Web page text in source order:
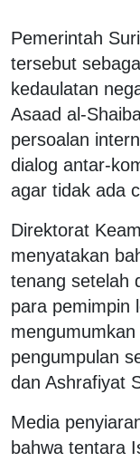
Pemerintah
tersebut
kedaulatan
Asaad al-
persoalan
dialog antar-
agar tidak ada
Direktorat
menyatakan
tenang setelah
para pemimpin
pengumpulan
dan Ashrafiyat
Media
bahwa tentara